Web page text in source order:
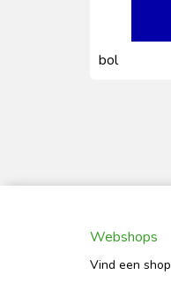
bol
Webshops
Vind een shop